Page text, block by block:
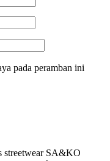
pada peramban ini